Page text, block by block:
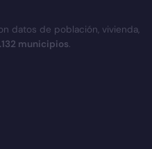
datos de población, vivienda,
municipios.